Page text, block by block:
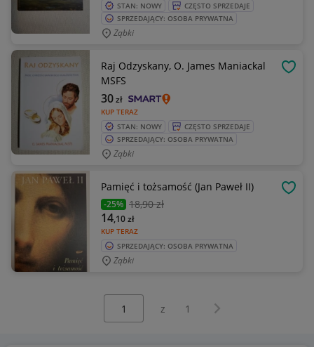
STAN: NOWY
CZĘSTO SPRZEDAJE
SPRZEDAJĄCY: OSOBA PRYWATNA
Ząbki
Raj Odzyskany, O. James Maniackal
MSFS
KUP TERAZ
30zł
STAN: NOWY
CZĘSTO SPRZEDAJE
SPRZEDAJĄCY: OSOBA PRYWATNA
Ząbki
Pamięć i tożsamość (Jan Paweł II)
-25% 18,90 zł
KUP TERAZ
14,10zł
SPRZEDAJĄCY: OSOBA PRYWATNA
Ząbki
z 1 Następna strona